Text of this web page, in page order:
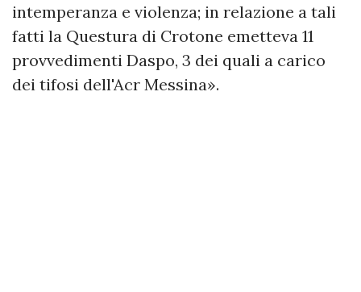
intemperanza e violenza; in relazione a tali
fatti la Questura di Crotone emetteva 11
provvedimenti Daspo, 3 dei quali a carico
dei tifosi dell'Acr Messina».